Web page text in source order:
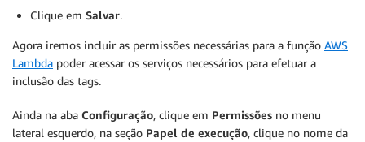
  try:
query = "SELECT arn WHERE resourceId='" +
resp =
  except Exception as e:
    errorMsg = str(e)
Clique em Salvar.
Agora iremos incluir as permissões necessárias para a função AWS
Lambda poder acessar os serviços necessários para efetuar a
inclusão das tags.
Ainda na aba Configuração, clique em Permissões no menu
lateral esquerdo, na seção Papel de execução, clique no nome da